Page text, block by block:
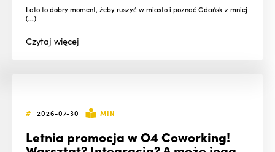
Lato to dobry moment, żeby ruszyć w miasto i poznać Gdańsk z mniej
(...)
Czytajwięcej
# 2026-07-30 MIN
Letnia promocja w O4 Coworking!